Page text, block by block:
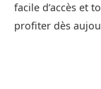
facile d’accès et
profiter dès